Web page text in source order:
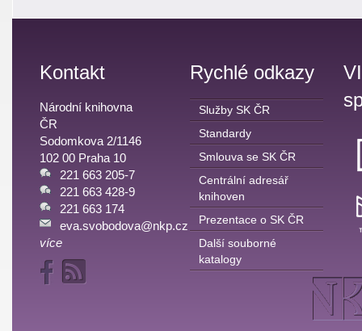
Kontakt
Národní knihovna
ČR
Sodomkova 2/1146
102 00 Praha 10
221 663 205-7
221 663 428-9
221 663 174
eva.svobodova@nkp.cz
více
Rychlé odkazy
Služby SK ČR
Standardy
Smlouva se SK ČR
Centrální adresář
knihoven
Prezentace o SK ČR
Další souborné
katalogy